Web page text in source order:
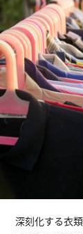
深刻化する衣